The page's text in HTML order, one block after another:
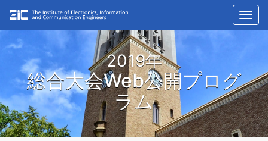
2019年
総合大会Web公開プログ
ラム